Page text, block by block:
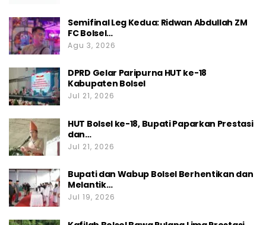
Semifinal Leg Kedua: Ridwan Abdullah ZM
FC Bolsel…
Agu 3, 2026
DPRD Gelar Paripurna HUT ke-18
Kabupaten Bolsel
Jul 21, 2026
HUT Bolsel ke-18, Bupati Paparkan Prestasi
dan…
Jul 21, 2026
Bupati dan Wabup Bolsel Berhentikan dan
Melantik…
Jul 19, 2026